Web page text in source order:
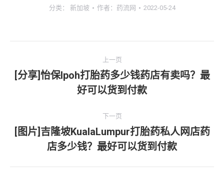
分类： 新加坡 作者： 药流网 2022-05-24
章
上一页
上
一
[分享]怡保lpoh打胎药多少钱药店有卖吗？最
好可以货到付款
下一页
下
一
文
[图片]吉隆坡KualaLumpur打胎药私人网店药
店多少钱？最好可以货到付款